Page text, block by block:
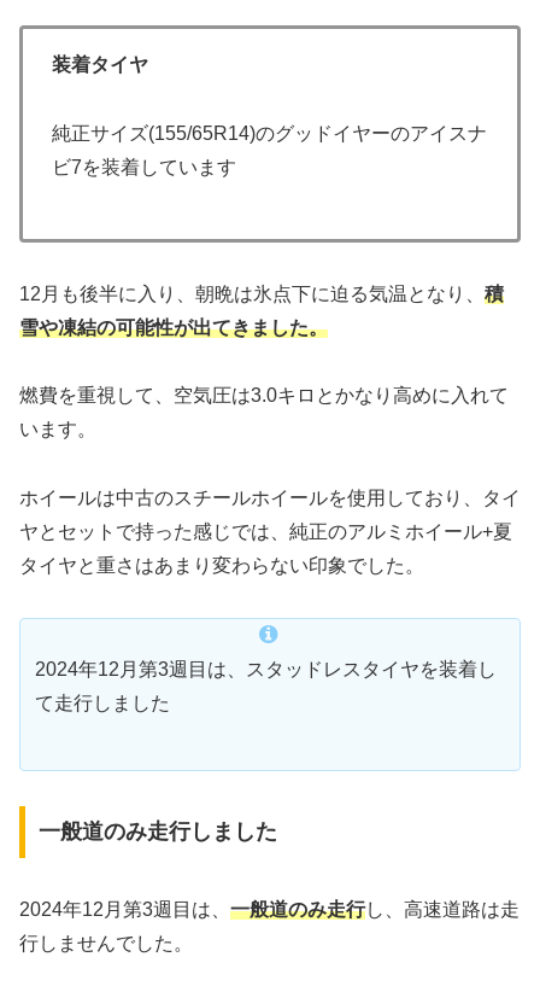
装着タイヤ
純正サイズ(155/65R14)のグッドイヤーのアイスナ
ビ7を装着しています
12月も後半に入り、朝晩は氷点下に迫る気温となり、 積
雪や凍結の可能性が出てきました。
燃費を重視して、空気圧は3.0キロとかなり高めに入れて
います。
ホイールは中古のスチールホイールを使用しており、タイ
ヤとセットで持った感じでは、純正のアルミホイール+夏
タイヤと重さはあまり変わらない印象でした。
2024年12月第3週目は、スタッドレスタイヤを装着し
て走行しました
一般道のみ走行しました
2024年12月第3週目は、 一般道のみ走行し、高速道路は走
行しませんでした。